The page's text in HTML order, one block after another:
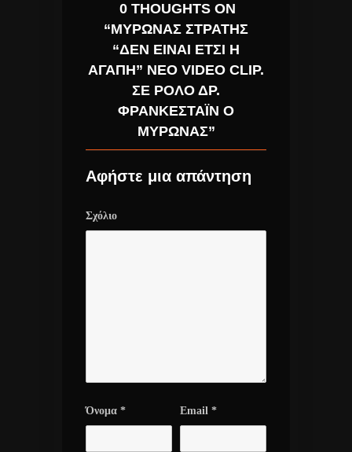
0 THOUGHTS ON
“ΜΎΡΩΝΑΣ ΣΤΡΑΤΉΣ
“ΔΕΝ ΕΊΝΑΙ ΈΤΣΙ Η
ΑΓΆΠΗ” ΝΈΟ VIDEO CLIP.
ΣΕ ΡΌΛΟ ΔΡ.
ΦΡΑΝΚΕΣΤΆΙΝ Ο
ΜΎΡΩΝΑΣ”
Αφήστε μια απάντηση
Σχόλιο
Όνομα * Email *